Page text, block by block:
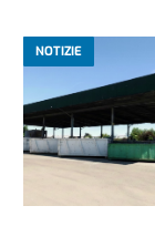
NOTIZIE